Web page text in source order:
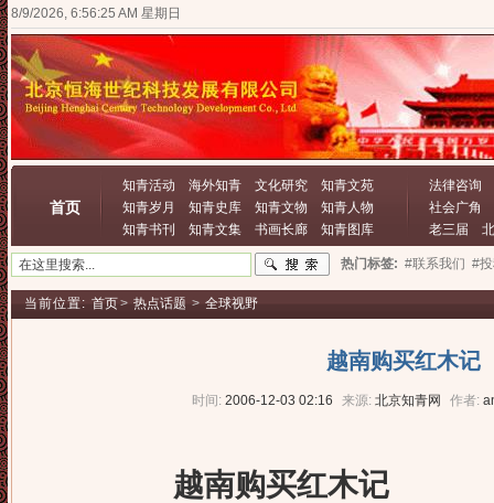
8/9/2026, 6:56:25 AM 星期日
首页
知青活动 海外知青 文化研究
知青文苑
知青岁月
知青史库 知青文物
知青人物
知青书刊
知青文集 书画长廊 知青图库
法律咨询
社会广角
老三届
热门标签: #联系我们 #
当前位置: 首页> 热点话题 > 全球视野
越南购买红木记
时间: 2006-12-03 02:16 来源: 北京知青网 作者:
越南购买红木记